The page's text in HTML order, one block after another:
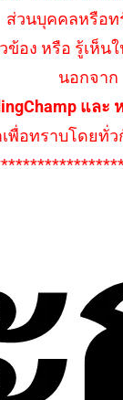
ส่วนบุคคลหรือ
อง หรือ รู้เห็
นอกจาก
และ
พื่อทราบโดยทั่